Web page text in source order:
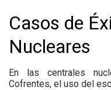
Casos de
Nucleares
En las centrales
Cofrentes, el uso del